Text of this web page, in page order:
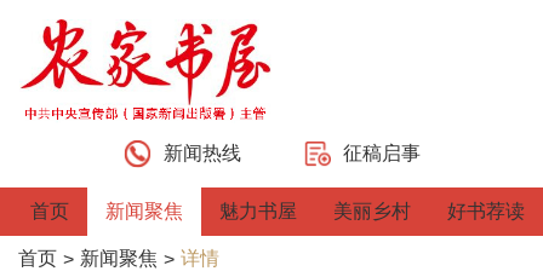
新闻热线 征稿启事
首页 新闻聚焦 魅力书屋 美丽乡村 好书荐读
首页 > 新闻聚焦 > 详情